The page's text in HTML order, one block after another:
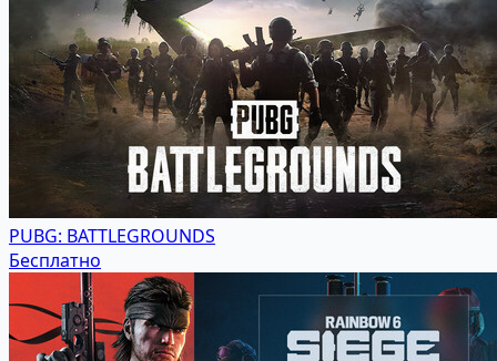
PUBG: BATTLEGROUNDS
Бесплатно